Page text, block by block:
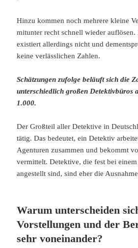
Hinzu kommen noch mehrere kleine
mitunter recht schnell wieder auflösen.
existiert allerdings nicht und
keine verlässlichen Zahlen.
Schätzungen zufolge beläuft sich die
unterschiedlich großen Detektivbüros
1.000.
Der Großteil aller Detektive in
tätig. Das bedeutet, ein Detektiv
Agenturen zusammen und bekommt
vermittelt. Detektive, die fest bei
angestellt sind, sind eher die
Warum unterscheiden
Vorstellungen und der
sehr voneinander?